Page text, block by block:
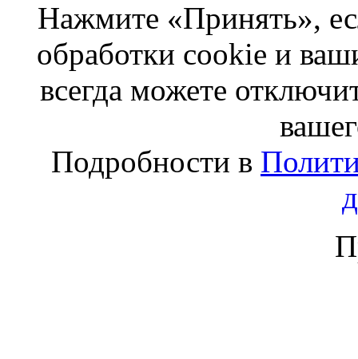
Нажмите «Принять»,
обработки cookie и
всегда можете
Подробности в